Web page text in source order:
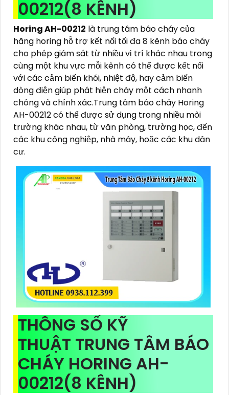
00212(8 KÊNH)
Horing AH-00212 là trung tâm báo cháy của
hãng horing hỗ trợ kết nối tối đa 8 kênh báo cháy
cho phép giám sát từ nhiều vị trí khác nhau trong
cùng một khu vực mỗi kênh có thể được kết nối
với các cảm biến khói, nhiệt độ, hay cảm biến
dòng điện giúp phát hiện cháy một cách nhanh
chóng và chính xác.Trung tâm báo cháy Horing
AH-00212 có thể được sử dụng trong nhiều môi
trường khác nhau, từ văn phòng, trường học, đến
các khu công nghiệp, nhà máy, hoặc các khu dân
cư.
THÔNG SỐ KỸ
THUẬT TRUNG TÂM BÁO
CHÁY HORING AH-
00212(8 KÊNH)